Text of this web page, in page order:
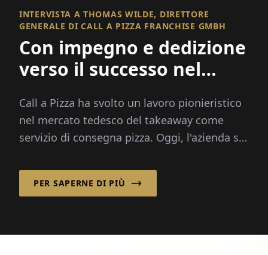
INTERVISTA A THOMAS WILDE, DIRETTORE
GENERALE DI CALL A PIZZA FRANCHISE GMBH
Con impegno e dedizione
verso il successo nel
Call a Pizza ha svolto un lavoro pionieristico
nel mercato tedesco del takeaway come
servizio di consegna pizza. Oggi, l'azienda si
PER SAPERNE DI PIÙ